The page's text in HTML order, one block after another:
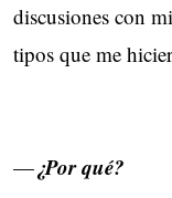
discusiones con
tipos que me
—¿Por qué?